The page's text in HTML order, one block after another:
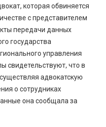
которая обвиняется
с представителем
передачи данных
государства
управления
свидетельствуют, что в
адвокатскую
о сотрудниках
она сообщала за